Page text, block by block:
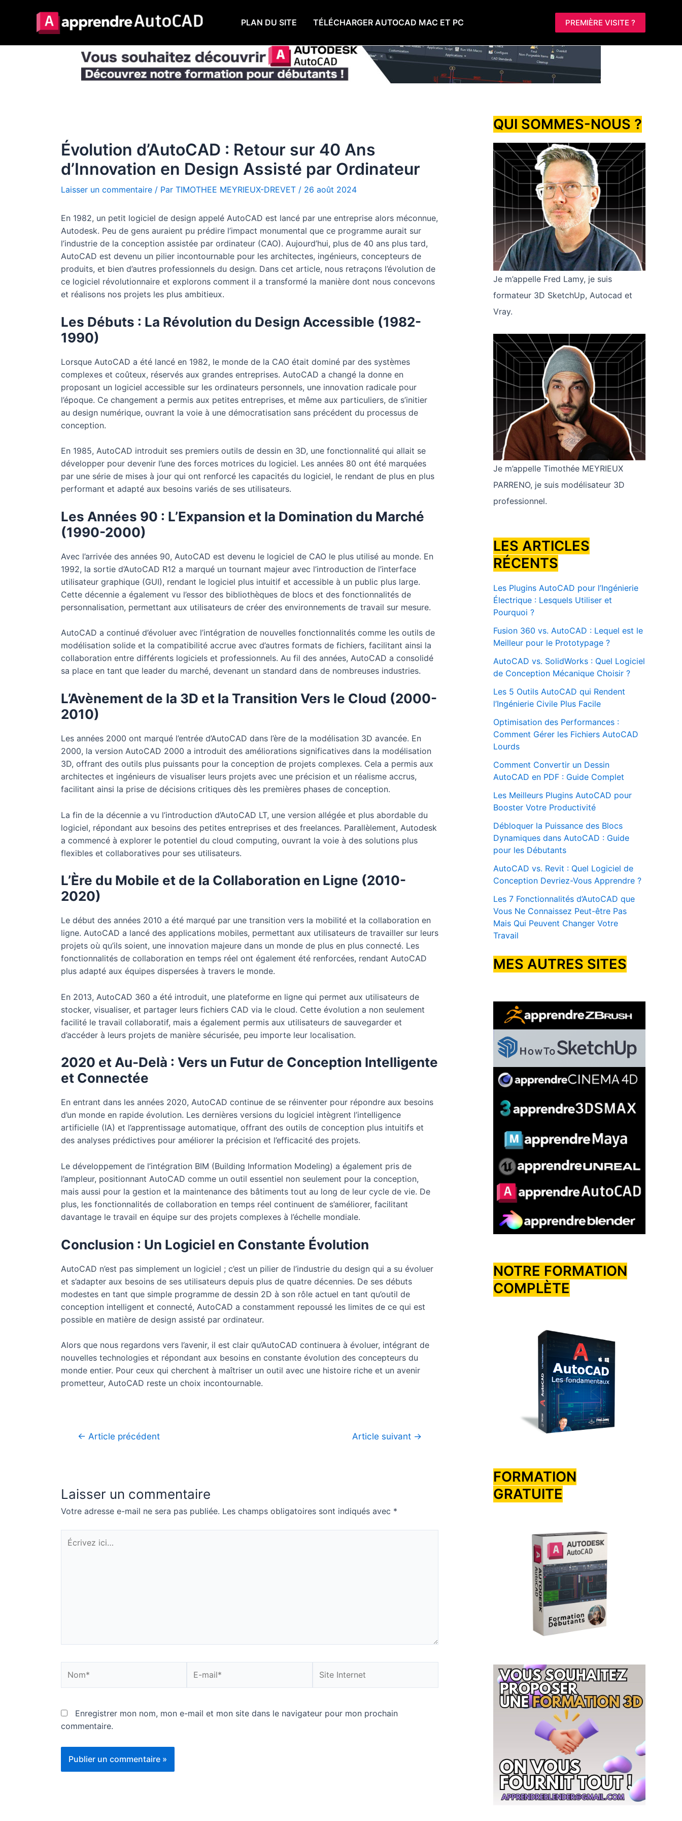
PLAN DU SITE TÉLÉCHARGER AUTOCAD MAC ET PC PREMIÈRE VISITE ?
Évolution d’AutoCAD : Retour sur 40 Ans
d’Innovation en Design Assisté par Ordinateur
Laisser un commentaire / Par TIMOTHEE MEYRIEUX-DREVET / 26 août 2024
En 1982, un petit logiciel de design appelé AutoCAD est lancé par une entreprise alors méconnue,
Autodesk. Peu de gens auraient pu prédire l’impact monumental que ce programme aurait sur
l’industrie de la conception assistée par ordinateur (CAO). Aujourd’hui, plus de 40 ans plus tard,
AutoCAD est devenu un pilier incontournable pour les architectes, ingénieurs, concepteurs de
produits, et bien d’autres professionnels du design. Dans cet article, nous retraçons l’évolution de
ce logiciel révolutionnaire et explorons comment il a transformé la manière dont nous concevons
et réalisons nos projets les plus ambitieux.
Les Débuts : La Révolution du Design Accessible (1982-
1990)
Lorsque AutoCAD a été lancé en 1982, le monde de la CAO était dominé par des systèmes
complexes et coûteux, réservés aux grandes entreprises. AutoCAD a changé la donne en
proposant un logiciel accessible sur les ordinateurs personnels, une innovation radicale pour
l’époque. Ce changement a permis aux petites entreprises, et même aux particuliers, de s’initier
au design numérique, ouvrant la voie à une démocratisation sans précédent du processus de
conception.
En 1985, AutoCAD introduit ses premiers outils de dessin en 3D, une fonctionnalité qui allait se
développer pour devenir l’une des forces motrices du logiciel. Les années 80 ont été marquées
par une série de mises à jour qui ont renforcé les capacités du logiciel, le rendant de plus en plus
performant et adapté aux besoins variés de ses utilisateurs.
Les Années 90 : L’Expansion et la Domination du Marché
(1990-2000)
Avec l’arrivée des années 90, AutoCAD est devenu le logiciel de CAO le plus utilisé au monde. En
1992, la sortie d’AutoCAD R12 a marqué un tournant majeur avec l’introduction de l’interface
utilisateur graphique (GUI), rendant le logiciel plus intuitif et accessible à un public plus large.
Cette décennie a également vu l’essor des bibliothèques de blocs et des fonctionnalités de
personnalisation, permettant aux utilisateurs de créer des environnements de travail sur mesure.
AutoCAD a continué d’évoluer avec l’intégration de nouvelles fonctionnalités comme les outils de
modélisation solide et la compatibilité accrue avec d’autres formats de fichiers, facilitant ainsi la
collaboration entre différents logiciels et professionnels. Au fil des années, AutoCAD a consolidé
sa place en tant que leader du marché, devenant un standard dans de nombreuses industries.
L’Avènement de la 3D et la Transition Vers le Cloud (2000-
2010)
Les années 2000 ont marqué l’entrée d’AutoCAD dans l’ère de la modélisation 3D avancée. En
2000, la version AutoCAD 2000 a introduit des améliorations significatives dans la modélisation
3D, offrant des outils plus puissants pour la conception de projets complexes. Cela a permis aux
architectes et ingénieurs de visualiser leurs projets avec une précision et un réalisme accrus,
facilitant ainsi la prise de décisions critiques dès les premières phases de conception.
La fin de la décennie a vu l’introduction d’AutoCAD LT, une version allégée et plus abordable du
logiciel, répondant aux besoins des petites entreprises et des freelances. Parallèlement, Autodesk
a commencé à explorer le potentiel du cloud computing, ouvrant la voie à des solutions plus
flexibles et collaboratives pour ses utilisateurs.
L’Ère du Mobile et de la Collaboration en Ligne (2010-
2020)
Le début des années 2010 a été marqué par une transition vers la mobilité et la collaboration en
ligne. AutoCAD a lancé des applications mobiles, permettant aux utilisateurs de travailler sur leurs
projets où qu’ils soient, une innovation majeure dans un monde de plus en plus connecté. Les
fonctionnalités de collaboration en temps réel ont également été renforcées, rendant AutoCAD
plus adapté aux équipes dispersées à travers le monde.
En 2013, AutoCAD 360 a été introduit, une plateforme en ligne qui permet aux utilisateurs de
stocker, visualiser, et partager leurs fichiers CAD via le cloud. Cette évolution a non seulement
facilité le travail collaboratif, mais a également permis aux utilisateurs de sauvegarder et
d’accéder à leurs projets de manière sécurisée, peu importe leur localisation.
2020 et Au-Delà : Vers un Futur de Conception Intelligente
et Connectée
En entrant dans les années 2020, AutoCAD continue de se réinventer pour répondre aux besoins
d’un monde en rapide évolution. Les dernières versions du logiciel intègrent l’intelligence
artificielle (IA) et l’apprentissage automatique, offrant des outils de conception plus intuitifs et
des analyses prédictives pour améliorer la précision et l’efficacité des projets.
Le développement de l’intégration BIM (Building Information Modeling) a également pris de
l’ampleur, positionnant AutoCAD comme un outil essentiel non seulement pour la conception,
mais aussi pour la gestion et la maintenance des bâtiments tout au long de leur cycle de vie. De
plus, les fonctionnalités de collaboration en temps réel continuent de s’améliorer, facilitant
davantage le travail en équipe sur des projets complexes à l’échelle mondiale.
Conclusion : Un Logiciel en Constante Évolution
AutoCAD n’est pas simplement un logiciel ; c’est un pilier de l’industrie du design qui a su évoluer
et s’adapter aux besoins de ses utilisateurs depuis plus de quatre décennies. De ses débuts
modestes en tant que simple programme de dessin 2D à son rôle actuel en tant qu’outil de
conception intelligent et connecté, AutoCAD a constamment repoussé les limites de ce qui est
possible en matière de design assisté par ordinateur.
Alors que nous regardons vers l’avenir, il est clair qu’AutoCAD continuera à évoluer, intégrant de
nouvelles technologies et répondant aux besoins en constante évolution des concepteurs du
monde entier. Pour ceux qui cherchent à maîtriser un outil avec une histoire riche et un avenir
prometteur, AutoCAD reste un choix incontournable.
Navigation
← Article précédent Article suivant →
Laisser un commentaire
Votre adresse e-mail ne sera pas publiée. Les champs obligatoires sont indiqués avec *
Écrivez
ici…
mail*
Internet
Enregistrer mon nom, mon e-mail et mon site dans le navigateur pour mon prochain
commentaire.
QUI SOMMES-NOUS ?
Je m’appelle Fred Lamy, je suis
formateur 3D SketchUp, Autocad et
Vray.
Je m’appelle Timothée MEYRIEUX
PARRENO, je suis modélisateur 3D
professionnel.
LES ARTICLES
RÉCENTS
Les Plugins AutoCAD pour l’Ingénierie
Électrique : Lesquels Utiliser et
Pourquoi ?
Fusion 360 vs. AutoCAD : Lequel est le
Meilleur pour le Prototypage ?
AutoCAD vs. SolidWorks : Quel Logiciel
de Conception Mécanique Choisir ?
Les 5 Outils AutoCAD qui Rendent
l’Ingénierie Civile Plus Facile
Optimisation des Performances :
Comment Gérer les Fichiers AutoCAD
Lourds
Comment Convertir un Dessin
AutoCAD en PDF : Guide Complet
Les Meilleurs Plugins AutoCAD pour
Booster Votre Productivité
Débloquer la Puissance des Blocs
Dynamiques dans AutoCAD : Guide
pour les Débutants
AutoCAD vs. Revit : Quel Logiciel de
Conception Devriez-Vous Apprendre ?
Les 7 Fonctionnalités d’AutoCAD que
Vous Ne Connaissez Peut-être Pas
Mais Qui Peuvent Changer Votre
Travail
MES AUTRES SITES
NOTRE FORMATION
COMPLÈTE
FORMATION
GRATUITE